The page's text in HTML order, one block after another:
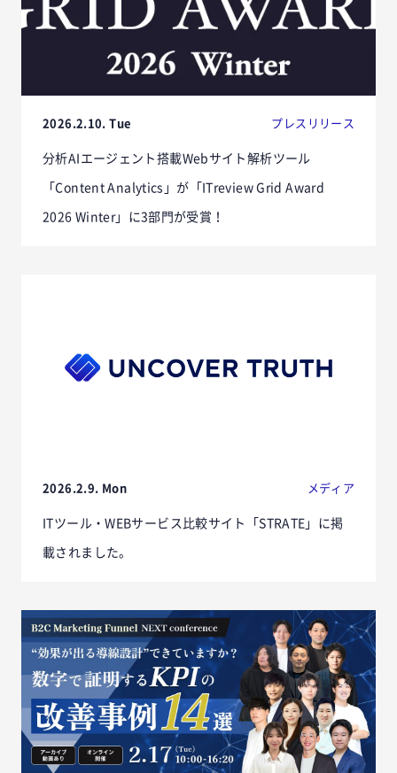
2026.2.10. Tue プレスリリース
分析AIエージェント搭載Webサイト解析ツール
「Content Analytics」が「ITreview Grid Award
2026 Winter」に3部門が受賞！
2026.2.9. Mon メディア
ITツール・WEBサービス比較サイト「STRATE」に掲
載されました。